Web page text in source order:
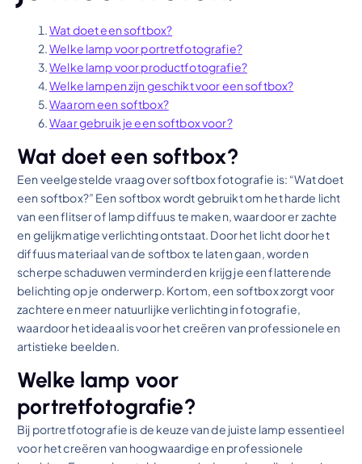
Wat doet een softbox?
Welke lamp voor portretfotografie?
Welke lamp voor productfotografie?
Welke lampen zijn geschikt voor een softbox?
Waarom een softbox?
Waar gebruik je een softbox voor?
Wat doet een softbox?
Een veelgestelde vraag over softbox fotografie is: “Wat doet
een softbox?” Een softbox wordt gebruikt om het harde licht
van een flitser of lamp diffuus te maken, waardoor er zachte
en gelijkmatige verlichting ontstaat. Door het licht door het
diffuus materiaal van de softbox te laten gaan, worden
scherpe schaduwen verminderd en krijg je een flatterende
belichting op je onderwerp. Kortom, een softbox zorgt voor
zachtere en meer natuurlijke verlichting in fotografie,
waardoor het ideaal is voor het creëren van professionele en
artistieke beelden.
Welke lamp voor
portretfotografie?
Bij portretfotografie is de keuze van de juiste lamp essentieel
voor het creëren van hoogwaardige en professionele